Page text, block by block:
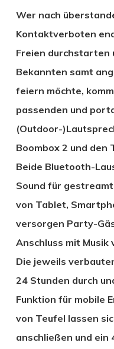
Wer nach
Kontaktverboten
Freien durchstarten
Bekannten samt
feiern möchte,
passenden und
(Outdoor-
Boombox 2 und den
Beide Bluetooth-
Sound für
von Tablet,
versorgen Party-
Anschluss mit Musik
Die jeweils
24 Stunden durch
Funktion für mobile
von Teufel lassen
anschließen und ein